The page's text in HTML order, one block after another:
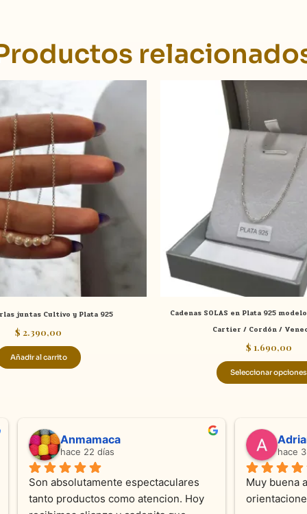
juntas Cultivo y Plata 925
$ 2.390,00
Añadir al carrito
Cadenas SOLAS en Plata 925
Cartier / Cordón /
$ 1.690,00
Seleccionar opciones
Ramos
4 meses
atención !!!!!Nos asesoraron
con dedicación.
Laura A
hace 5 meses
Desde el inicio soy clienta
Joyas y siempre muy